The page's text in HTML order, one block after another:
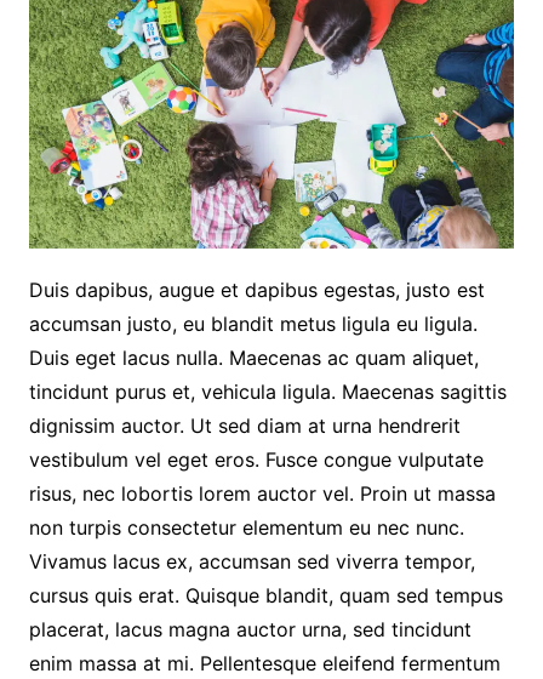
Duis dapibus, augue et dapibus egestas, justo est
accumsan justo, eu blandit metus ligula eu ligula.
Duis eget lacus nulla. Maecenas ac quam aliquet,
tincidunt purus et, vehicula ligula. Maecenas sagittis
dignissim auctor. Ut sed diam at urna hendrerit
vestibulum vel eget eros. Fusce congue vulputate
risus, nec lobortis lorem auctor vel. Proin ut massa
non turpis consectetur elementum eu nec nunc.
Vivamus lacus ex, accumsan sed viverra tempor,
cursus quis erat. Quisque blandit, quam sed tempus
placerat, lacus magna auctor urna, sed tincidunt
enim massa at mi. Pellentesque eleifend fermentum